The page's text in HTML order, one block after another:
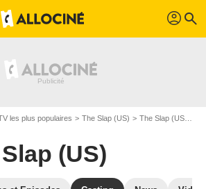
profil search
les plus populaires The Slap (US) The Slap (US) S01
(US)